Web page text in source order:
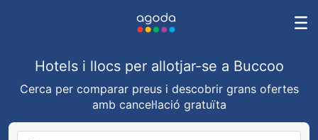
Hotels i llocs per allotjar-se a Buccoo
Cerca per comparar preus i descobrir grans ofertes
amb cancel·lació gratuïta